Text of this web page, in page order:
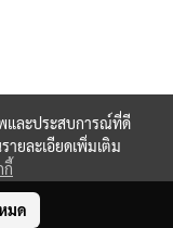
และประสบการณ์ที่ดี
ายละเอียดเพิ่มเติม
กี้
มด